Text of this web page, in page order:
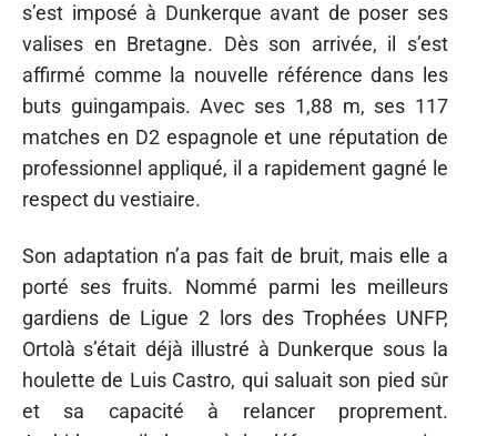
s’est imposé à Dunkerque avant de poser ses
valises en Bretagne. Dès son arrivée, il s’est
affirmé comme la nouvelle référence dans les
buts guingampais. Avec ses 1,88 m, ses 117
matches en D2 espagnole et une réputation de
professionnel appliqué, il a rapidement gagné le
respect du vestiaire.
Son adaptation n’a pas fait de bruit, mais elle a
porté ses fruits. Nommé parmi les meilleurs
gardiens de Ligue 2 lors des Trophées UNFP,
Ortolà s’était déjà illustré à Dunkerque sous la
houlette de Luis Castro, qui saluait son pied sûr
et sa capacité à relancer proprement.